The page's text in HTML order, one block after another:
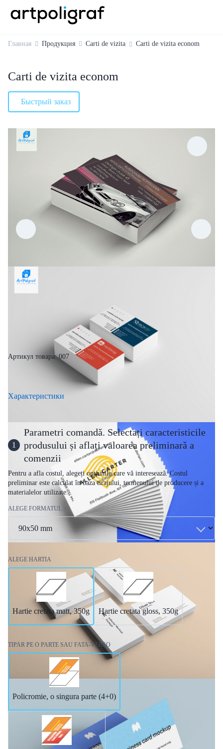
Главная Продукция Carti de vizita Carti de vizita econom
Carti de vizita econom
Быстрый заказ
Артикул товара: 007
Характеристики
1
Parametri comandă. Selectați caracteristicile
produsului și aflați valoarea preliminară a
comenzii
Pentru a afla costul, alegeți opțiunile care vă interesează. Costul
preliminar este calculat în baza tirajului, termenului de producere și a
materialelor utilizate.
ALEGE FORMATUL
ALEGE HARTIA
Hartie cretata matt, 350g Hartie cretata gloss, 350g
TIPAR PE O PARTE SAU FATA-VERSO
Policromie, o singura parte (4+0)